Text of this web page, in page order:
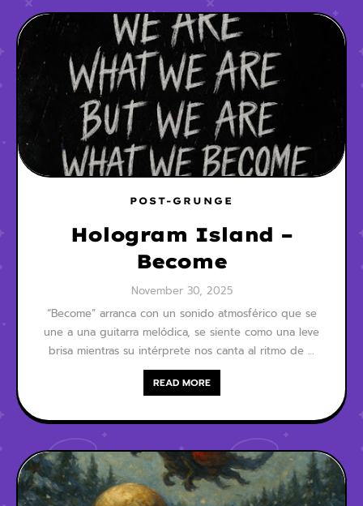
POST-GRUNGE
Hologram Island –
Become
November 30, 2025
“Become” arranca con un sonido atmosférico que se
une a una guitarra melódica, se siente como una leve
brisa mientras su intérprete nos canta al ritmo de …
READ MORE